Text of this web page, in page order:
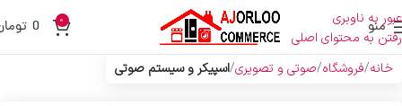
عبور به ناوبری
رفتن به محتوای اصلی
منو 0
0
خانه فروشگاه صوتی و تصویری اسپیکر و سیستم صوتی